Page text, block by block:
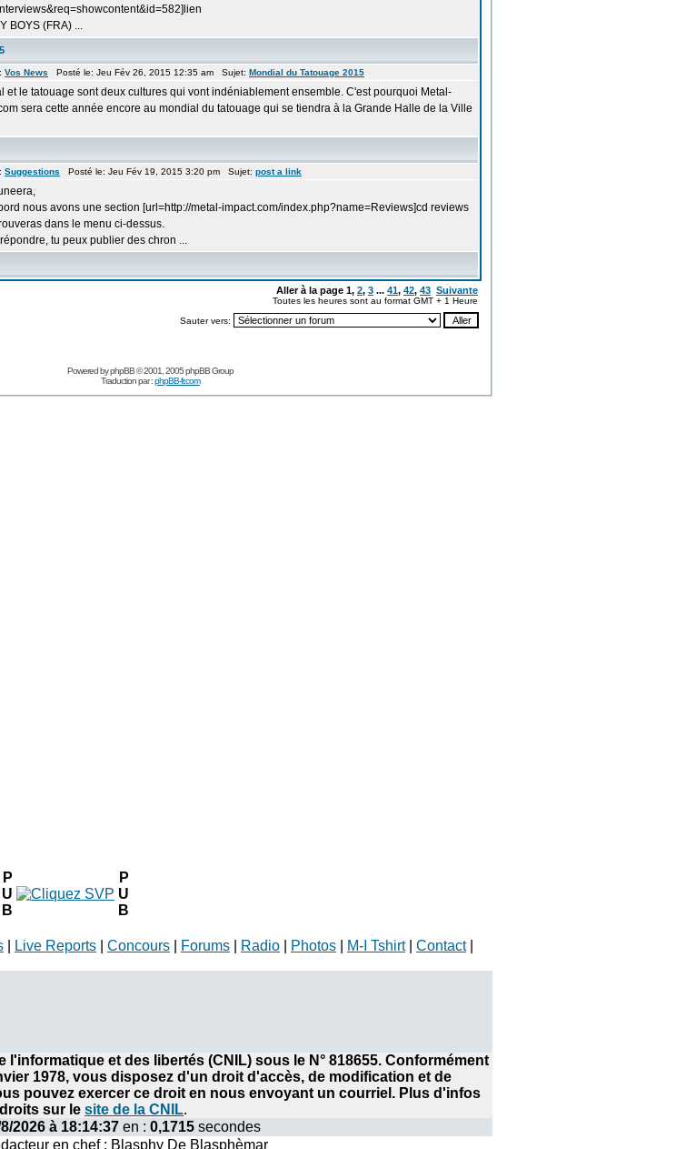
BOYS (FRA) ...
Vos News Posté le: Jeu Fév 26, 2015 12:35 am Sujet: Mondial du Tatouage 2015
et le tatouage sont deux cultures qui vont indéniablement ensemble. C'est pourquoi Metal-
sera cette année encore au mondial du tatouage qui se tiendra à la Grande Halle de la Ville
Suggestions Posté le: Jeu Fév 19, 2015 3:20 pm Sujet: post a link
nous avons une section [url=http://metal-impact.com/index.php?name=Reviews]cd reviews
dans le menu ci-dessus.
tu peux publier des chron ...
Aller à la page 1, 2, 3 ... 41, 42, 43 Suivante
Toutes les heures sont au format GMT + 1 Heure
Sauter vers:
Powered byphpBB© 2001, 2005 phpBB Group
Traduction par :phpBB-fr.com
P
U
B
P
U
B
Live Reports Concours Forums Radio Photos M-I Tshirt| Contact|
et des libertés (CNIL) sous le N° 818655. Conformément
1978, vous disposez d'un droit d'accès, de modification et de
pouvez exercer ce droit en nous envoyant un courriel. Plus d'infos
sur le site de la CNIL.
2026 à 18:14:37 en : 0,1715 secondes
en chef : Blasphy De Blasphèmar